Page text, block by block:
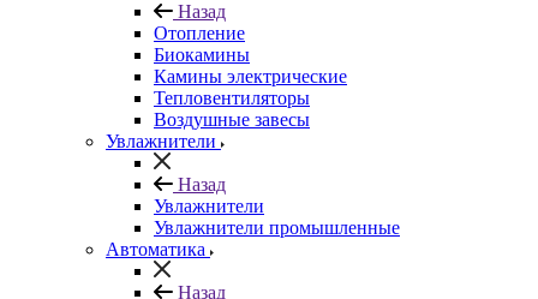
Назад
Отопление
Биокамины
Камины электрические
Тепловентиляторы
Воздушные завесы
Увлажнители
Назад
Увлажнители
Увлажнители промышленные
Автоматика
Назад